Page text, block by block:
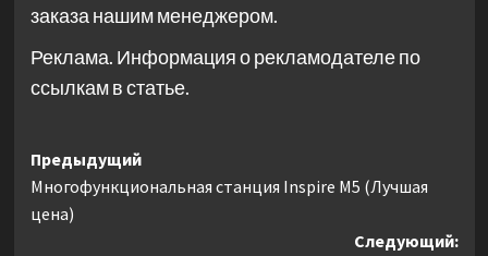
заказа нашим менеджером.
Реклама. Информация о рекламодателе по
ссылкам в статье.
Навигация
записи
Предыдущий
Многофункциональная станция Inspire M5 (Лучшая
цена)
Следующий: